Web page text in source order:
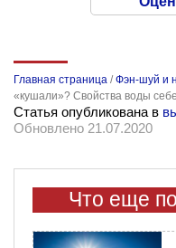
Главная страница /Фэн-шуй и
«кушали»? Свойства воды
Статья опубликована в
Обновлено 21.07.2020
Что еще